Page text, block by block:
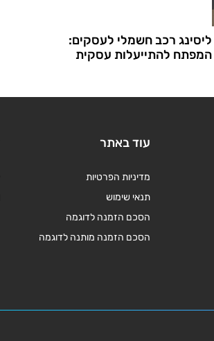
ליסינג רכב חשמלי לעסקים:
המפתח להתייעלות עסקית
עוד באתר
מדיניות הפרטיות
תנאי שימוש
הסכם הזמנה לדוגמה
הסכם הזמנה מותנה לדוגמה